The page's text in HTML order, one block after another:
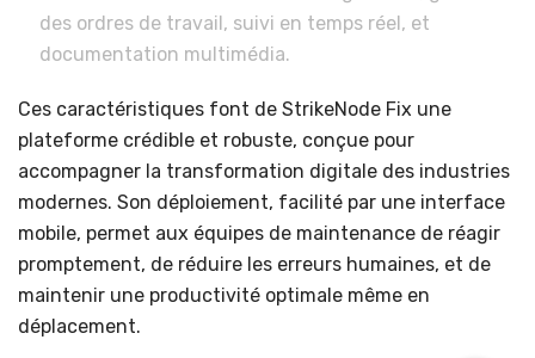
des ordres de travail, suivi en temps réel, et
documentation multimédia.
Ces caractéristiques font de StrikeNode Fix une
plateforme crédible et robuste, conçue pour
accompagner la transformation digitale des industries
modernes. Son déploiement, facilité par une interface
mobile, permet aux équipes de maintenance de réagir
promptement, de réduire les erreurs humaines, et de
maintenir une productivité optimale même en
déplacement.